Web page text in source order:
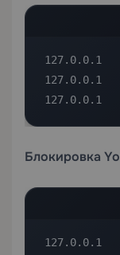
127.0.0.1
127.0.0.1
127.0.0.1
Блокировка
127.0.0.1